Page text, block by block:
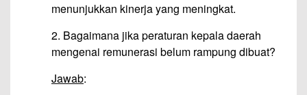
menunjukkan kinerja yang meningkat.
2. Bagaimana jika peraturan kepala daerah
mengenai remunerasi belum rampung dibuat?
Jawab: